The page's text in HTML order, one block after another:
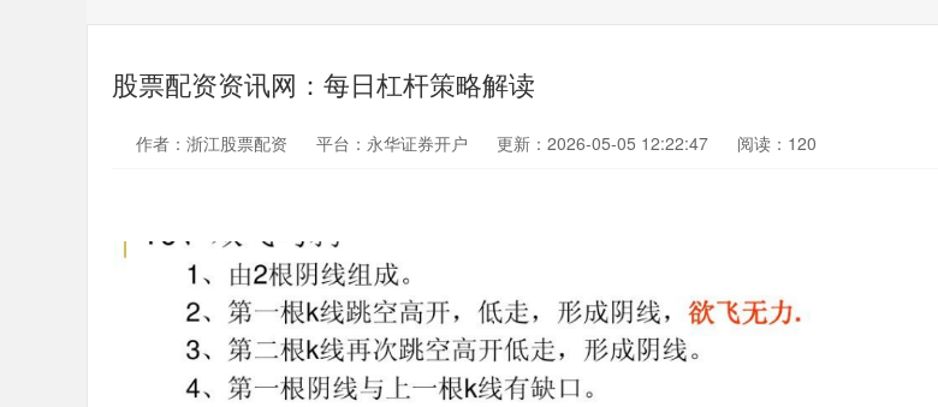
股票配资资讯网：每日杠杆策略解读
作者：浙江股票配资 平台：永华证券开户 更新：2026-05-05 12:22:47 阅读：120